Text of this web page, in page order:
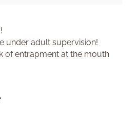
under adult supervision!
of entrapment at the mouth